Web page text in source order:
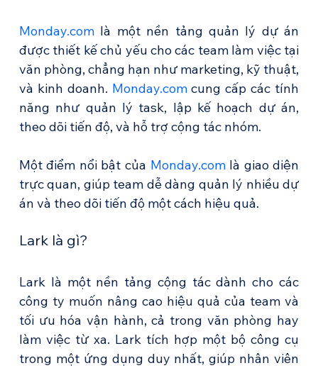
Monday.com là một nền tảng quản lý dự án
được thiết kế chủ yếu cho các team làm việc tại
văn phòng, chẳng hạn như marketing, kỹ thuật,
và kinh doanh. Monday.com cung cấp các tính
năng như quản lý task, lập kế hoạch dự án,
theo dõi tiến độ, và hỗ trợ cộng tác nhóm.
Một điểm nổi bật của Monday.com là giao diện
trực quan, giúp team dễ dàng quản lý nhiều dự
án và theo dõi tiến độ một cách hiệu quả.
Lark là gì?
Lark là một nền tảng cộng tác dành cho các
công ty muốn nâng cao hiệu quả của team và
tối ưu hóa vận hành, cả trong văn phòng hay
làm việc từ xa. Lark tích hợp một bộ công cụ
trong một ứng dụng duy nhất, giúp nhân viên